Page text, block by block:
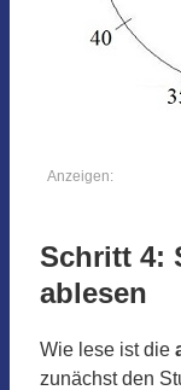
Anzeigen:
Schritt 4:
ablesen
Wie lese ist die
zunächst den